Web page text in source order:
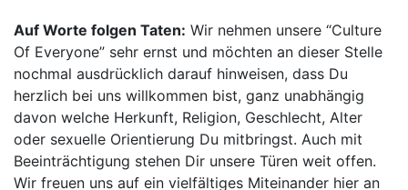
Auf Worte folgen Taten: Wir nehmen unsere “Culture
Of Everyone” sehr ernst und möchten an dieser Stelle
nochmal ausdrücklich darauf hinweisen, dass Du
herzlich bei uns willkommen bist, ganz unabhängig
davon welche Herkunft, Religion, Geschlecht, Alter
oder sexuelle Orientierung Du mitbringst. Auch mit
Beeinträchtigung stehen Dir unsere Türen weit offen.
Wir freuen uns auf ein vielfältiges Miteinander hier an